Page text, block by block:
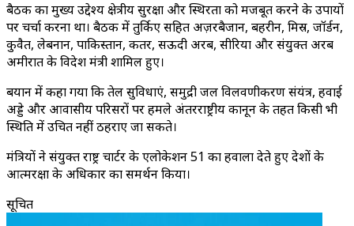
बैठक का मुख्य उद्देश्य क्षेत्रीय सुरक्षा और स्थिरता को मजबूत करने के उपायों
पर चर्चा करना था। बैठक में तुर्किए सहित अज़रबैजान, बहरीन, मिस्र, जॉर्डन,
कुवैत, लेबनान, पाकिस्तान, कतर, सऊदी अरब, सीरिया और संयुक्त अरब
अमीरात के विदेश मंत्री शामिल हुए।
बयान में कहा गया कि तेल सुविधाएं, समुद्री जल विलवणीकरण संयंत्र, हवाई
अड्डे और आवासीय परिसरों पर हमले अंतरराष्ट्रीय कानून के तहत किसी भी
स्थिति में उचित नहीं ठहराए जा सकते।
मंत्रियों ने संयुक्त राष्ट्र चार्टर के एलोकेशन 51 का हवाला देते हुए देशों के
आत्मरक्षा के अधिकार का समर्थन किया।
सूचित